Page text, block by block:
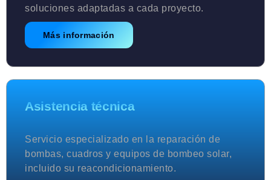
soluciones adaptadas a cada proyecto.
Más información
Asistencia técnica
Servicio especializado en la reparación de
bombas, cuadros y equipos de bombeo solar,
incluido su reacondicionamiento.